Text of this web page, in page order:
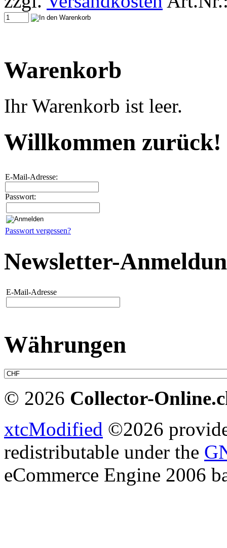
Warenkorb
Ihr Warenkorb ist leer.
Willkommen zurück!
E-Mail-Adresse:
Passwort:
Passwort vergessen?
Newsletter-
E-Mail-Adresse
Währungen
© 2026 Collector-
xtcModified ©2026
redistributable under the
eCommerce Engine 2006